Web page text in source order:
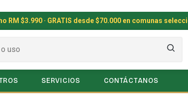
RM $3.990 · GRATIS desde $70.000 en comunas
SERVICIOS CONTÁCTANOS